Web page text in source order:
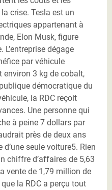
crise. Tesla est un
appartenant à
Elon Musk, figure
L’entreprise dégage
par véhicule
environ 3 kg de cobalt,
démocratique du
la RDC reçoit
Une personne qui
à peine 7 dollars par
près de deux ans
seule voiture5. Rien
chiffre d’affaires de 5,63
vente de 1,79 million de
la RDC a perçu tout